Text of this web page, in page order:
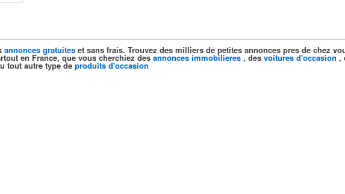
annonces gratuites et sans frais. Trouvez des milliers de petites annonces pres de chez
en France, que vous cherchiez des annonces immobilieres , des voitures d'occasion ,
tout autre type de produits d'occasion